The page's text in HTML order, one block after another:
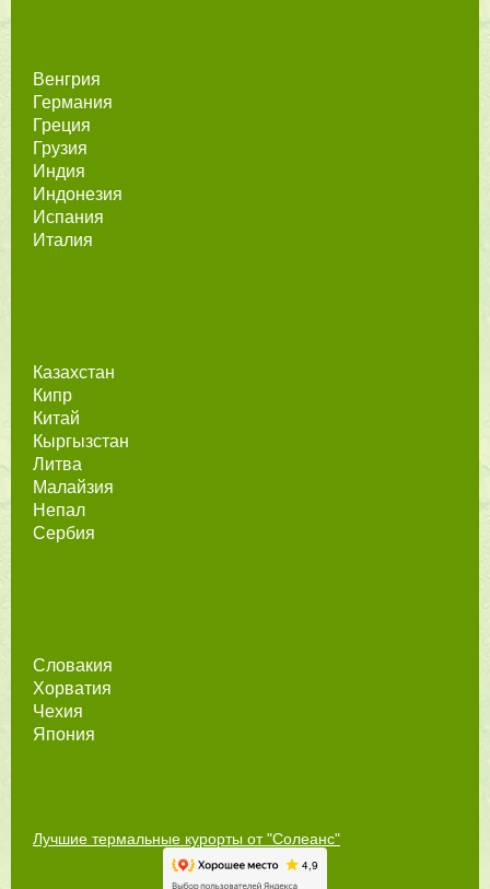
Венгрия
Германия
Греция
Грузия
Индия
Индонезия
Испания
Италия
Казахстан
Кипр
Китай
Кыргызстан
Литва
Малайзия
Непал
Сербия
Словакия
Хорватия
Чехия
Япония
Лучшие термальные курорты от "Солеанс"